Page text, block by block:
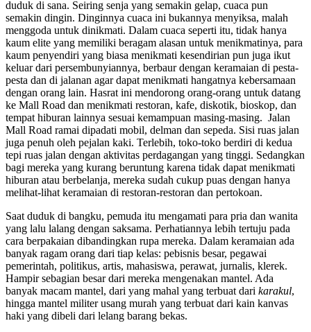
duduk di sana. Seiring senja yang semakin gelap, cuaca pun
semakin dingin. Dinginnya cuaca ini bukannya menyiksa, malah
menggoda untuk dinikmati. Dalam cuaca seperti itu, tidak hanya
kaum elite yang memiliki beragam alasan untuk menikmatinya, para
kaum penyendiri yang biasa menikmati kesendirian pun juga ikut
keluar dari persembunyiannya, berbaur dengan keramaian di pesta-
pesta dan di jalanan agar dapat menikmati hangatnya kebersamaan
dengan orang lain. Hasrat ini mendorong orang-orang untuk datang
ke Mall Road dan menikmati restoran, kafe, diskotik, bioskop, dan
tempat hiburan lainnya sesuai kemampuan masing-masing. Jalan
Mall Road ramai dipadati mobil, delman dan sepeda. Sisi ruas jalan
juga penuh oleh pejalan kaki. Terlebih, toko-toko berdiri di kedua
tepi ruas jalan dengan aktivitas perdagangan yang tinggi. Sedangkan
bagi mereka yang kurang beruntung karena tidak dapat menikmati
hiburan atau berbelanja, mereka sudah cukup puas dengan hanya
melihat-lihat keramaian di restoran-restoran dan pertokoan.
Saat duduk di bangku, pemuda itu mengamati para pria dan wanita
yang lalu lalang dengan saksama. Perhatiannya lebih tertuju pada
cara berpakaian dibandingkan rupa mereka. Dalam keramaian ada
banyak ragam orang dari tiap kelas: pebisnis besar, pegawai
pemerintah, politikus, artis, mahasiswa, perawat, jurnalis, klerek.
Hampir sebagian besar dari mereka mengenakan mantel. Ada
banyak macam mantel, dari yang mahal yang terbuat dari karakul,
hingga mantel militer usang murah yang terbuat dari kain kanvas
haki yang dibeli dari lelang barang bekas.